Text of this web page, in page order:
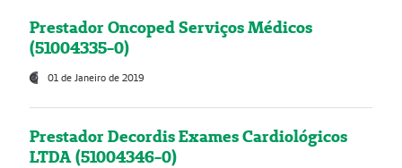
Prestador Oncoped Serviços Médicos
(51004335-0)
01 de Janeiro de 2019
Prestador Decordis Exames Cardiológicos
LTDA (51004346-0)